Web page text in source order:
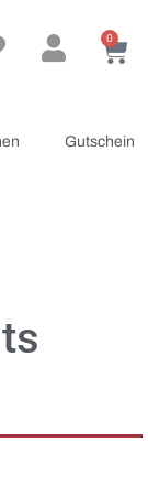
0
Gutschein